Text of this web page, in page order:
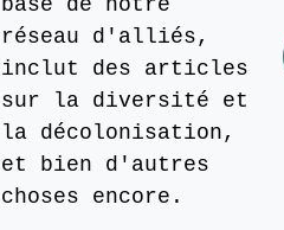
réseau d'alliés,
inclut des articles
sur la diversité et
la décolonisation,
et bien d'autres
choses encore.